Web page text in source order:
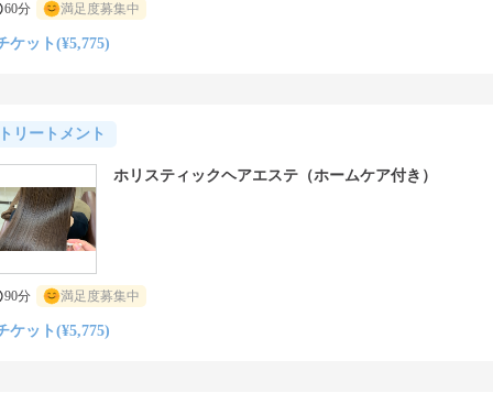
60分 満足度募集中
ケット(¥5,775)
リートメント
ホリスティックヘアエステ（ホームケア付き）
90分 満足度募集中
ケット(¥5,775)